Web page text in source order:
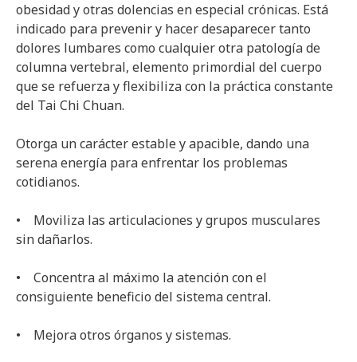
obesidad y otras dolencias en especial crónicas. Está
indicado para prevenir y hacer desaparecer tanto
dolores lumbares como cualquier otra patología de
columna vertebral, elemento primordial del cuerpo
que se refuerza y flexibiliza con la práctica constante
del Tai Chi Chuan.
Otorga un carácter estable y apacible, dando una
serena energía para enfrentar los problemas
cotidianos.
• Moviliza las articulaciones y grupos musculares
sin dañarlos.
• Concentra al máximo la atención con el
consiguiente beneficio del sistema central.
• Mejora otros órganos y sistemas.